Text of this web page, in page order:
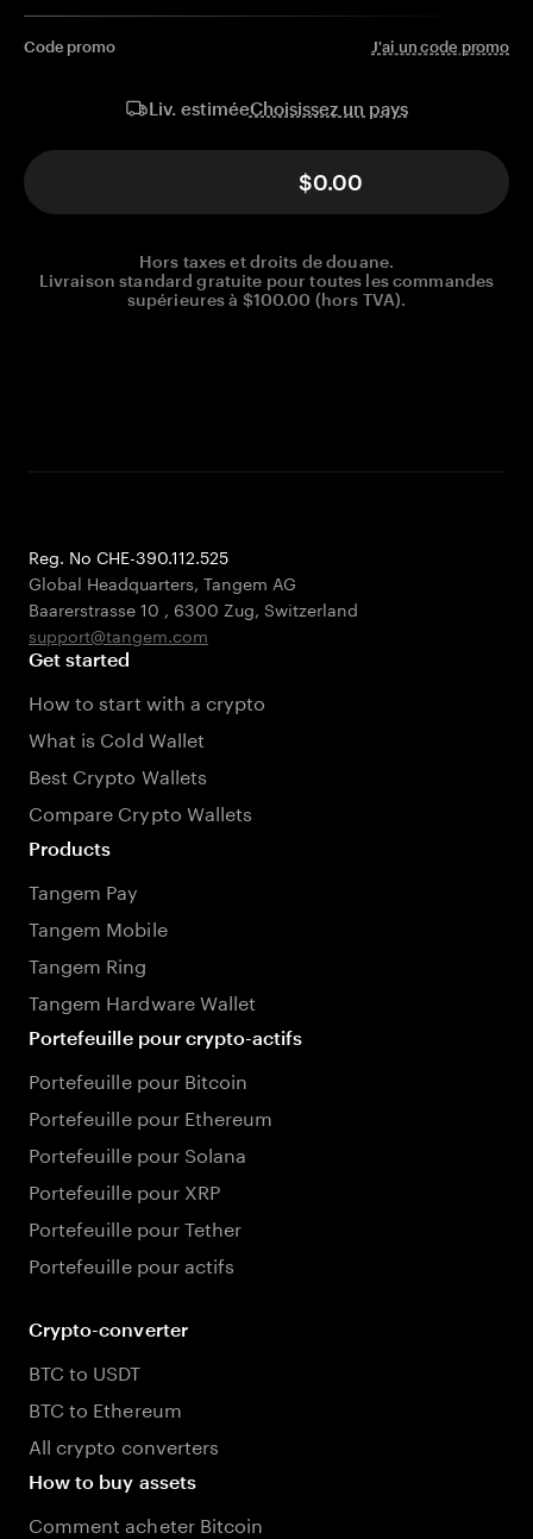
Code promo J'ai un code promo
Liv. estiméeChoisissez un pays
$0.00
Hors taxes et droits de douane.
Livraison standard gratuite pour toutes les commandes
supérieures à $100.00 (hors TVA).
Reg. No CHE-390.112.525
Global Headquarters, Tangem AG
Baarerstrasse 10 , 6300 Zug, Switzerland
support@tangem.com
Get started
How to start with a crypto
What is Cold Wallet
Best Crypto Wallets
Compare Crypto Wallets
Products
Tangem Pay
Tangem Mobile
Tangem Ring
Tangem Hardware Wallet
Portefeuille pour crypto-actifs
Portefeuille pour Bitcoin
Portefeuille pour Ethereum
Portefeuille pour Solana
Portefeuille pour XRP
Portefeuille pour Tether
Portefeuille pour actifs
Crypto-converter
BTC to USDT
BTC to Ethereum
All crypto converters
How to buy assets
Comment acheter Bitcoin